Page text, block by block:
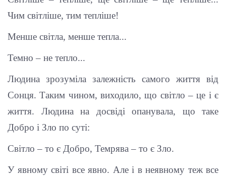
Чим світліше, тим тепліше!
Менше світла, менше тепла...
Темно – не тепло...
Людина зрозуміла залежність самого життя від
Сонця. Таким чином, виходило, що світло – це і є
життя. Людина на досвіді опанувала, що таке
Добро і Зло по суті:
Світло – то є Добро, Темрява – то є Зло.
У явному світі все явно. Але і в неявному теж все